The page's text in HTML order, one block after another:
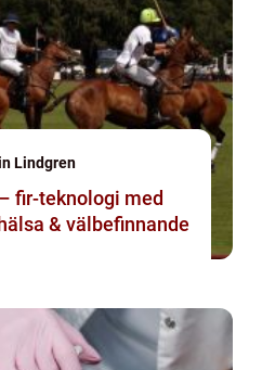
Lindgren
fir-teknologi med
& välbefinnande